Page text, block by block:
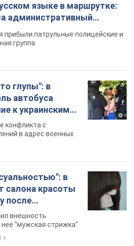
языке в маршрутке:
административный
прибыли патрульные полицейские и
группа
глупы": в
автобуса
к украинским
за это.
конфликта с
в адрес военных
в
салона красоты
после
скандал.
внешность
"мужская стрижка"
т.